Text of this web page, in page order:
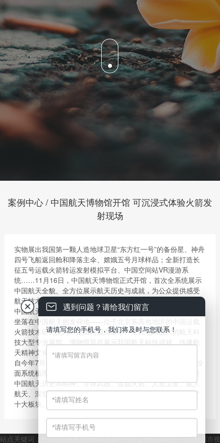
案例中心 / 中国航天博物馆开馆 可沉浸式体验火箭发
射现场
实物展出我国第一颗人造地球卫星“东方红一号”的备份星、神舟
四号飞船返回舱和降落主伞、嫦娥五号月球样品；全新打造长
征五号运载火箭转运发射模拟平台、中国空间站VR漫游系
统……11月16日，中国航天博物馆正式开馆，首次全系统展示
中国航天全貌、全方位展示航天历史与成就，为公众提供感受
航天技术及文化的平台。
中国航天博物馆前身为中华航天博物馆，于1992年建成开放，
坐落在中国航天的发祥地——位于北京东高地地区的中国运载
火箭技术研究院内，是国内成立最早、亚洲地区最大的航天科
技大型专业展馆。博物馆旨在展示我国航天科技成就、传播航
天精神文化、开展爱国主义教育。
自今年7月份起，中国航天博物馆启动了展厅升级改造工程，全
面系统梳理了中国航天发展历程及取得的成就，展陈内容包括
中国航天历史和精神、导弹武器、运载火箭、人造卫星、载人
航天、深空探测、航天人物、未来展望、天问书苑、多功能厅
十大板块。
站点关键词： 松原市短视频拍摄剪辑松原市抖音运营松原市快手运营松原市视
遇到问题？请给我们留言
请填写您的手机号，我们将及时与您联系！